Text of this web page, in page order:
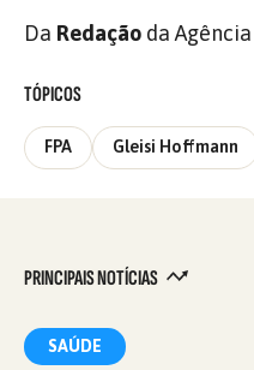
Da Redação da
TÓPICOS
FPA Gleisi Hoffmann
PRINCIPAIS NOTÍCIAS
SAÚDE